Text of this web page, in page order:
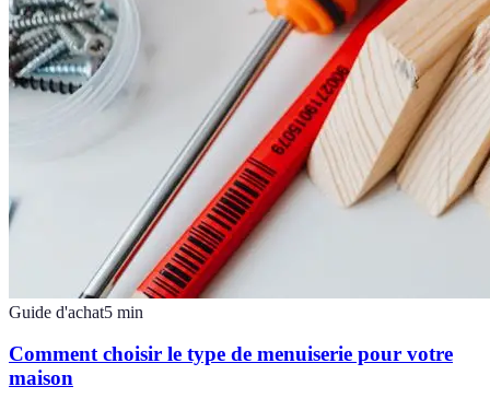
Guide d'achat5 min
Comment choisir le type de menuiserie pour votre
maison